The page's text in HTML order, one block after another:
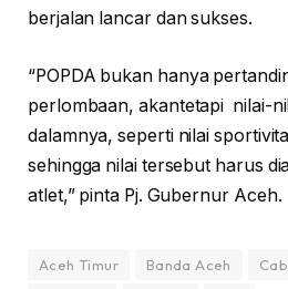
berjalan lancar dan sukses.
“POPDA bukan hanya
perlombaan, akantetapi nilai-
dalamnya, seperti nilai
sehingga nilai tersebut harus
atlet,” pinta Pj. Gubernur Aceh.
Aceh Timur Banda Aceh